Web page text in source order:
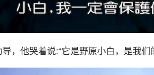
，他哭着说:“它是野原小白，是我们